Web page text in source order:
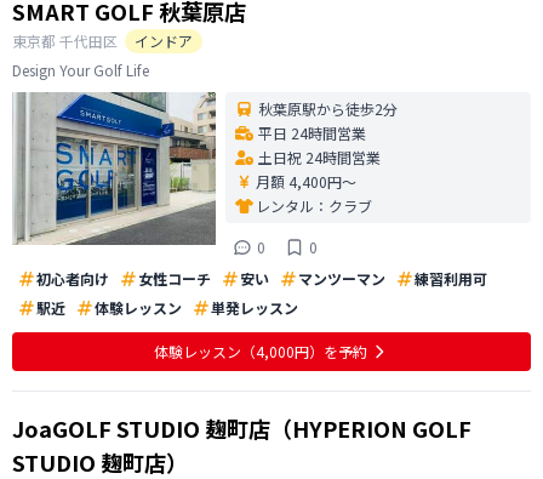
SMART GOLF 秋葉原店
東京都 千代田区
インドア
Design Your Golf Life
秋葉原駅から徒歩2分
平日 24時間営業
土日祝 24時間営業
月額 4,400円〜
レンタル： クラブ
0
0
初心者向け
女性コーチ 安い マンツーマン
練習利用可
駅近
体験レッスン 単発レッスン
体験レッスン （4,000円） を予約
JoaGOLF STUDIO 麹町店（HYPERION GOLF
STUDIO 麹町店）